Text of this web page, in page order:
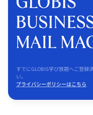
すでにGLOBIS学び放題へご登録
い。
プライバシーポリシーはこちら